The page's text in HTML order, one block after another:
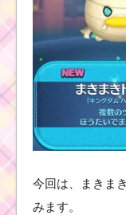
今回は、まきま
みます。